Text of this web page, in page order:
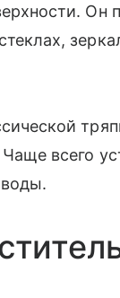
Он
Чаще всего